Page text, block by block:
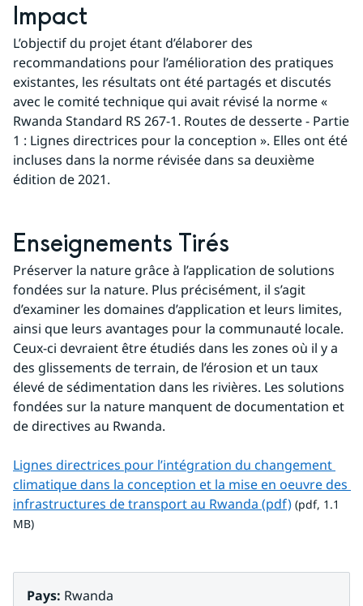
Impact
L’objectif du projet étant d’élaborer des
recommandations pour l’amélioration des pratiques
existantes, les résultats ont été partagés et discutés
avec le comité technique qui avait révisé la norme «
Rwanda Standard RS 267-1. Routes de desserte - Partie
1 : Lignes directrices pour la conception ». Elles ont été
incluses dans la norme révisée dans sa deuxième
édition de 2021.
Enseignements Tirés
Préserver la nature grâce à l’application de solutions
fondées sur la nature. Plus précisément, il s’agit
d’examiner les domaines d’application et leurs limites,
ainsi que leurs avantages pour la communauté locale.
Ceux-ci devraient être étudiés dans les zones où il y a
des glissements de terrain, de l’érosion et un taux
élevé de sédimentation dans les rivières. Les solutions
fondées sur la nature manquent de documentation et
de directives au Rwanda.
Lignes directrices pour l’intégration du changement
climatique dans la conception et la mise en oeuvre des
infrastructures de transport au Rwanda (pdf)pdf, 1.1 MB.
(pdf, 1.1
MB)
Pays: Rwanda